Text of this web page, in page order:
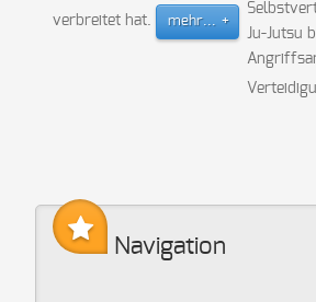
verbreitet hat.
mehr...
Ju-Jutsu
Navigation